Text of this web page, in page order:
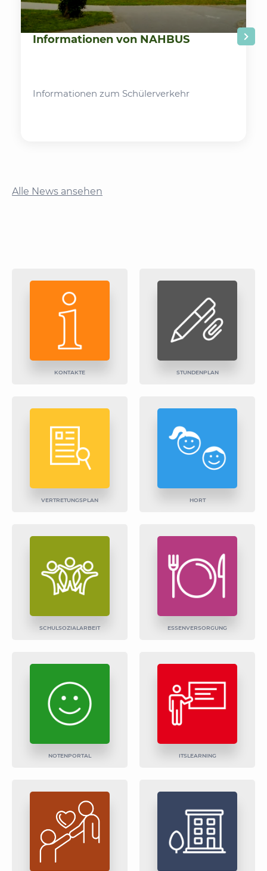
Informationen von NAHBUS
Informationen zum Schülerverkehr
Alle News ansehen
KONTAKTE STUNDENPLAN
VERTRETUNGSPLAN HORT
SCHULSOZIALARBEIT ESSENVERSORGUNG
NOTENPORTAL ITSLEARNING